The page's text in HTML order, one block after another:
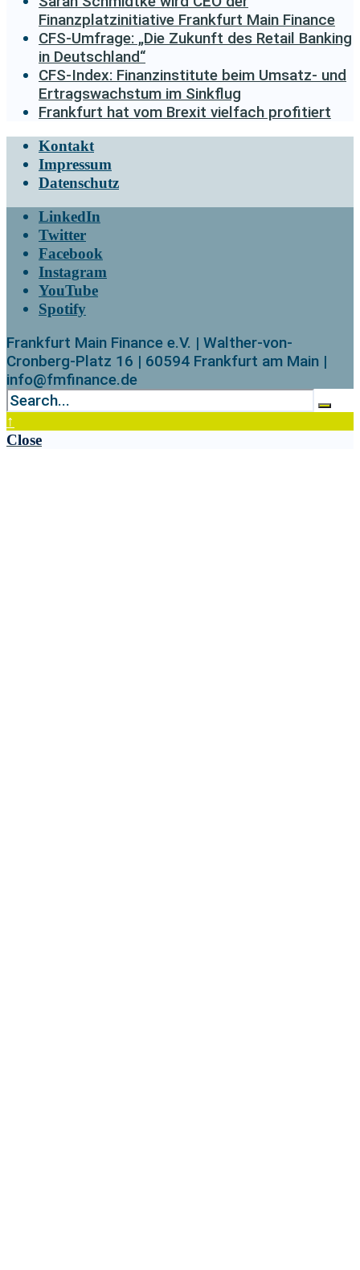
Finanzplatzinitiative Frankfurt Main Finance
CFS-Umfrage: „Die Zukunft des Retail Banking
in Deutschland“
CFS-Index: Finanzinstitute beim Umsatz- und
Ertragswachstum im Sinkflug
Frankfurt hat vom Brexit vielfach profitiert
Kontakt
Impressum
Datenschutz
LinkedIn
Twitter
Facebook
Instagram
YouTube
Spotify
Frankfurt Main Finance e.V. | Walther-von-
Cronberg-Platz 16 | 60594 Frankfurt am Main |
info@fmfinance.de
↑
Close